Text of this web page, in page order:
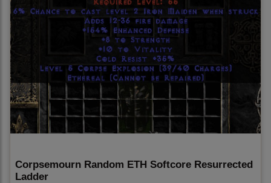
Corpsemourn Random ETH Softcore Resurrected
Ladder